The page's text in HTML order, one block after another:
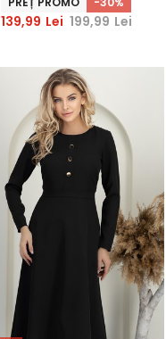
139,99 Lei 199,99 Lei